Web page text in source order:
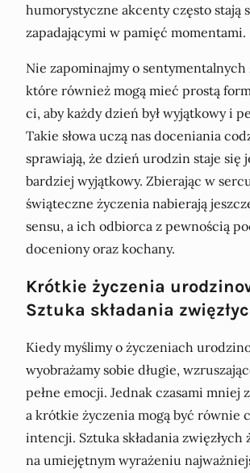
humorystyczne akcenty często stają
zapadającymi w pamięć momentami.
Nie zapominajmy o sentymentalnych
które również mogą mieć prostą
ci, aby każdy dzień był wyjątkowy i
Takie słowa uczą nas doceniania
sprawiają, że dzień urodzin staje się
bardziej wyjątkowy. Zbierając w
świąteczne życzenia nabierają
sensu, a ich odbiorca z pewnością
doceniony oraz kochany.
Krótkie życzenia
Sztuka składania
Kiedy myślimy o życzeniach
wyobrażamy sobie długie,
pełne emocji. Jednak czasami mniej
a krótkie życzenia mogą być równie
intencji. Sztuka składania zwięzłych
na umiejętnym wyrażeniu